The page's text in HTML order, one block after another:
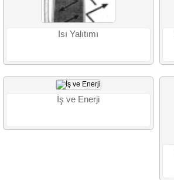
Isı Yalıtımı
İş ve Enerji